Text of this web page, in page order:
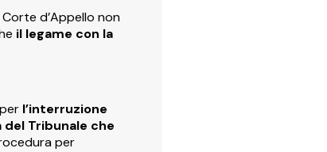
d’Appello non
il legame con la
l’interruzione
Tribunale che
per